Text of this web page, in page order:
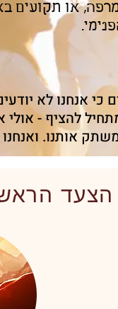
או תקועים
כי אנחנו לא
להציף -
אותנו.
הצעד